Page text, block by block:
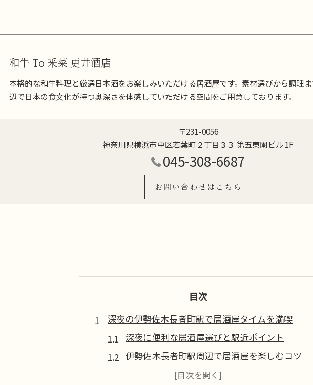
和牛 To 釆菜 更井酒店
本格的な和牛料理と厳選日本酒をお楽しみいただける居酒屋です。素材選びから調理
辺で日本の食文化が持つ奥深さを体感していただける空間をご用意しております。
〒231-0056
神奈川県横浜市中区若葉町２丁目３３ 第五東園ビル 1F
045-308-6687
お問い合わせはこちら
目次
深夜の伊勢佐木長者町駅で居酒屋タイムを満喫
深夜に便利な居酒屋選びと駅近ポイント
伊勢佐木長者町駅周辺で居酒屋を楽しむコツ
駅近で深夜営業の居酒屋が人気の理由